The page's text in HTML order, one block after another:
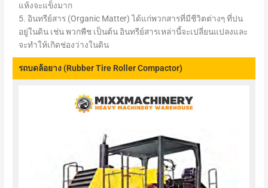
แห้งจะแข็งมาก
5. อินทรีย์สาร (Organic Matter) ได้แก่พวกสารที่มีชีวิตต่างๆ ที่ปน
อยู่ในดิน เช่น พวกพืช เป็นต้น อินทรีย์สารเหล่านี้จะเปลี่ยนแปลงและ
จะทำให้เกิดช่องว่างในดิน
รถบดล้อยาง (Rubber Tire Roller Compactor)